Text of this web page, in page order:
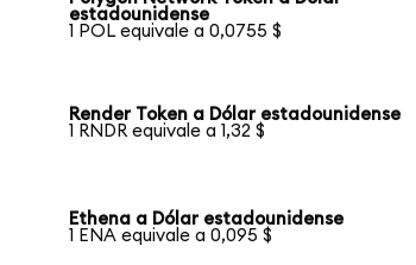
estadounidense
1 POL equivale a 0,0755 $
Render Token a Dólar estadounidense
1 RNDR equivale a 1,32 $
Ethena a Dólar estadounidense
1 ENA equivale a 0,095 $